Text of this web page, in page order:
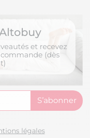
et recevez
(dès
légales